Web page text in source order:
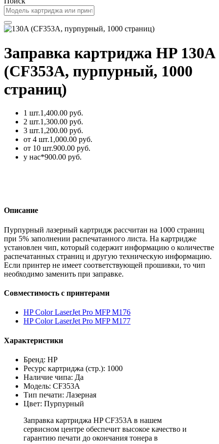
Заправка картриджа HP 130A
(CF353A, пурпурный, 1000
страниц)
1 шт.1,400.00 руб.
2 шт.1,300.00 руб.
3 шт.1,200.00 руб.
от 4 шт.1,000.00 руб.
от 10 шт.900.00 руб.
у нас*900.00 руб.
Описание
Пурпурный лазерный картридж рассчитан на 1000 страниц
при 5% заполнении распечатанного листа. На картридже
установлен чип, который содержит информацию о количестве
распечатанных страниц и другую техническую информацию.
Если принтер не имеет соответствующей прошивки, то чип
необходимо заменить при заправке.
Совместимость с принтерами
HP Color LaserJet Pro MFP M176
HP Color LaserJet Pro MFP M177
Характеристики
Бренд: HP
Ресурс картриджа (стр.): 1000
Наличие чипа: Да
Модель: CF353A
Тип печати: Лазерная
Цвет: Пурпурный
Заправка картриджа HP CF353A в нашем
сервисном центре обеспечит высокое качество и
гарантию печати до окончания тонера в